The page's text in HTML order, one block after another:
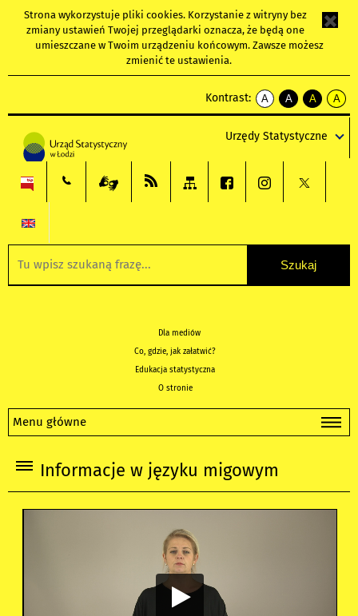
Strona wykorzystuje pliki cookies. Korzystanie z witryny bez
zmiany ustawień Twojej przeglądarki oznacza, że będą one
umieszczane w Twoim urządzeniu końcowym. Zawsze możesz
zmienić te ustawienia.
Kontrast:
A
kontrast
A
kontrast
tekst
czarnym
A
kontrast
tekst
czarnym
A
tekst
żółtym
Urzędy Statystyczne
Dla mediów
Co, gdzie, jak załatwić?
Edukacja statystyczna
O stronie
Menu główne
Informacje w języku migowym